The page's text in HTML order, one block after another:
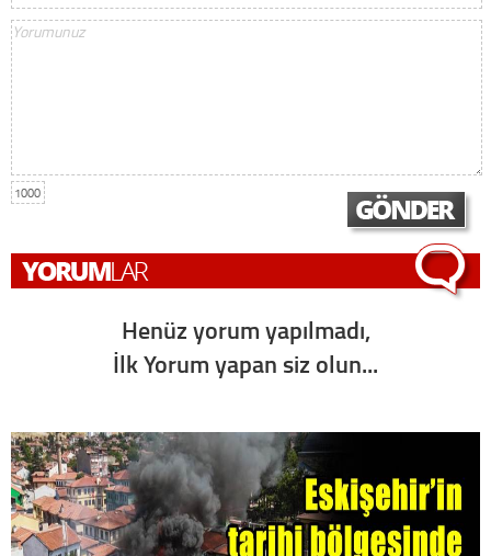
1000
Henüz yorum yapılmadı,
İlk Yorum yapan siz olun...